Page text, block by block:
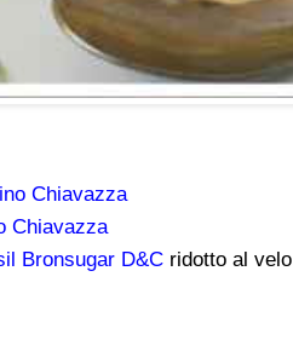
Chiavazza
Chiavazza
Bronsugar D&C ridotto al velo